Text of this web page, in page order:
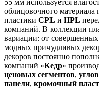
55 мм используется
облицовочного
пластики CPL и HPL
компаний. В коллекции
вариации: от
модных причудливых
декоров постоянно
компаний «Кедр»
ценовых сегментов,
панели, кромочный